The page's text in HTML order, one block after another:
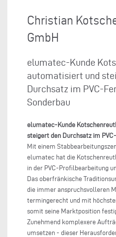
Christian
GmbH
elumatec-Kunde
automatisiert und
Durchsatz im PVC-
Sonderbau
elumatec-Kunde
steigert den Durchsatz im
Mit einem
elumatec hat die
in der PVC-Profilbearbeitung
Das oberfränkische
die immer anspruchsvolleren
termingerecht und mit
somit seine Marktposition
Zunehmend komplexere
umsetzen - dieser